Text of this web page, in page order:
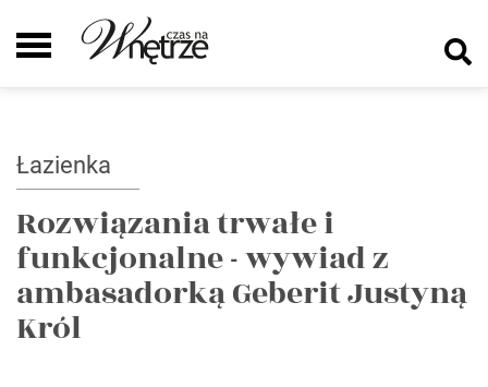
Łazienka
Rozwiązania trwałe i
funkcjonalne - wywiad z
ambasadorką Geberit Justyną
Król